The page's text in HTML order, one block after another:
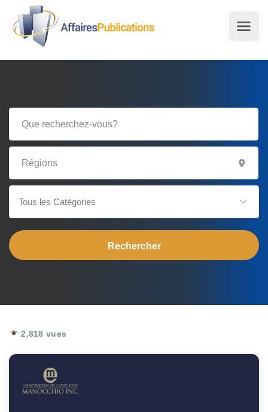
Tous les Catégories
2,818 vues